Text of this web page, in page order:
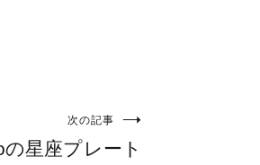
次の記事
星座プレート